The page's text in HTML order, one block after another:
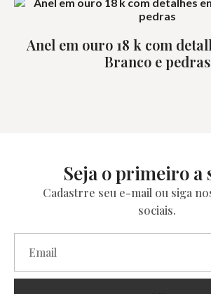
Anel em ouro 18 k com
Branco e pedras
Seja o primeiro a
Cadastrre seu e-mail ou siga
sociais.